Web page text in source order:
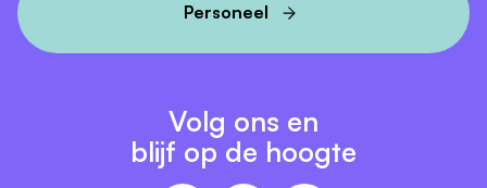
Personeel
Volg ons en
blijf op de hoogte